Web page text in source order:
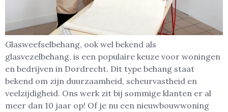
Glasweefselbehang, ook wel bekend als
glasvezelbehang, is een populaire keuze voor woningen
en bedrijven in Dordrecht. Dit type behang staat
bekend om zijn duurzaamheid, scheurvastheid en
veelzijdigheid. Ons werk zit bij sommige klanten er al
meer dan 10 jaar op! Of je nu een nieuwbouwwoning